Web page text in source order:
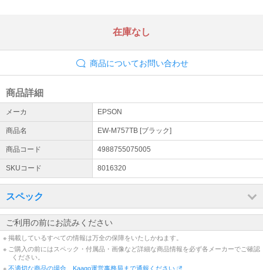
在庫なし
商品についてお問い合わせ
商品詳細
メーカ EPSON
商品名 EW-M757TB [ブラック]
商品コード 4988755075005
SKUコード 8016320
スペック
ご利用の前にお読みください
※ 掲載しているすべての情報は万全の保障をいたしかねます。
※ ご購入の前にはスペック・付属品・画像など詳細な商品情報を必ず各メーカーでご確認
ください。
※ 不適切な商品の場合、Kaago運営事務局まで通報ください